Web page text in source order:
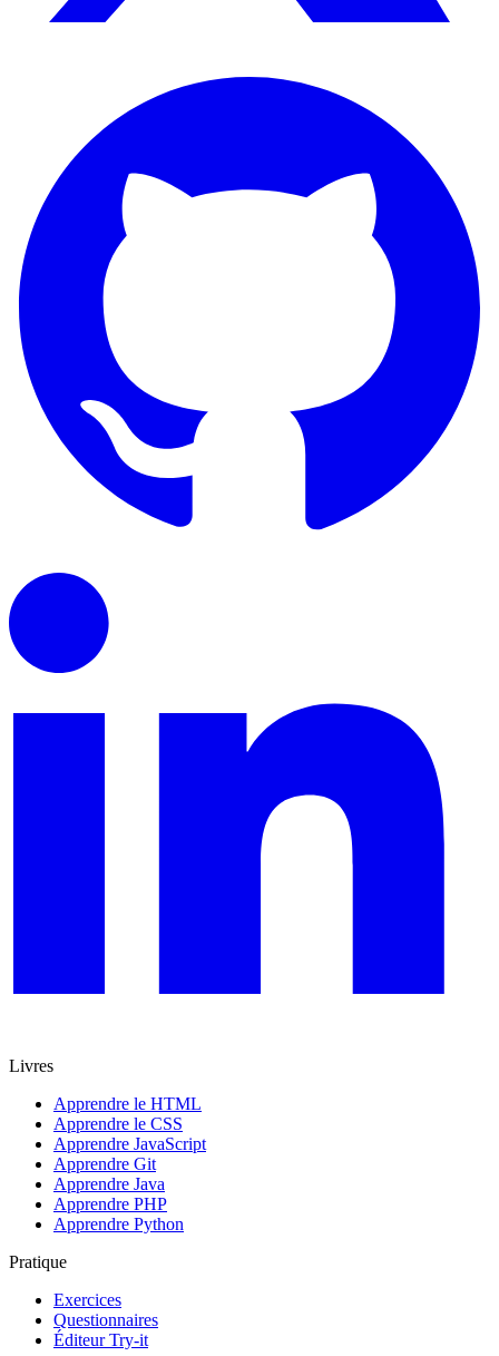
Livres
Apprendre le HTML
Apprendre le CSS
Apprendre JavaScript
Apprendre Git
Apprendre Java
Apprendre PHP
Apprendre Python
Pratique
Exercices
Questionnaires
Éditeur Try-it